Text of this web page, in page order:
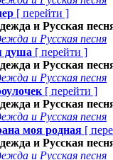
[ перейти ]
и Русская
и Русская песня
душа [ перейти ]
и Русская
и Русская песня
[ перейти ]
и Русская
и Русская песня
моя родная [
и Русская
и Русская песня